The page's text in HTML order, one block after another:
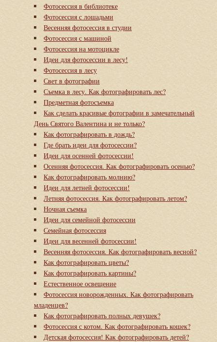
Фотосессия в библиотеке
Фотосессия с лошадьми
Весенняя фотосессия в студии
Фотосессия с машиной
Фотосессия на мотоцикле
Идеи для фотосессии в лесу!
Фотосессия в лесу
Свет в фотографии
Съемка в лесу. Как фотографировать лес?
Предметная фотосъемка
Как сделать красивые фотографии в замечательный
День Святого Валентина и не только?
Как фотографировать в дождь?
Где брать идеи для фотосессии?
Идеи для осенней фотосессии!
Осенняя фотосессия. Как фотографировать осенью?
Как фотографировать молнию?
Идеи для летней фотосессии!
Летняя фотосессия. Как фотографировать летом?
Ночная съемка
Идеи для семейной фотосессии
Семейная фотосессия
Идеи для весенней фотосессии!
Весенняя фотосессия. Как фотографировать весной?
Как фотографировать цветы?
Как фотографировать картины?
Естественное освещение
Фотосессия новорожденных. Как фотографировать
младенцев?
Как фотографировать полных девушек?
Фотосессия с котом. Как фотографировать кошек?
Детская фотосессия! Как фотографировать детей?